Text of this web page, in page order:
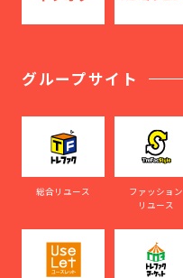
グループサイト
総合リユース
ファッション
リユース